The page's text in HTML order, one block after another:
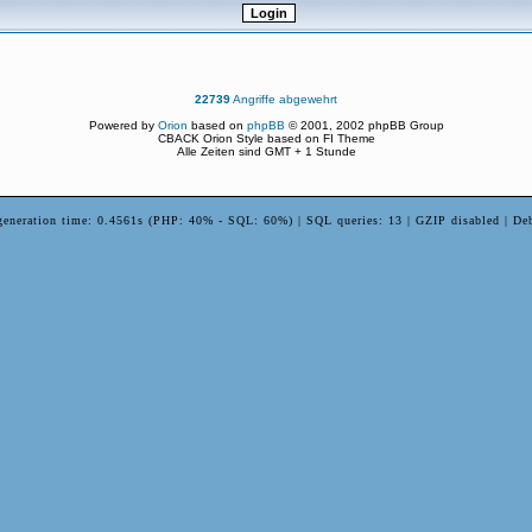
22739Angriffe abgewehrt
Powered by Orion based on phpBB © 2001, 2002 phpBB Group
CBACK Orion Style based on FI Theme
Alle Zeiten sind GMT + 1 Stunde
time: 0.4561s (PHP: 40% - SQL: 60%) | SQL queries: 13 | GZIP disabled |